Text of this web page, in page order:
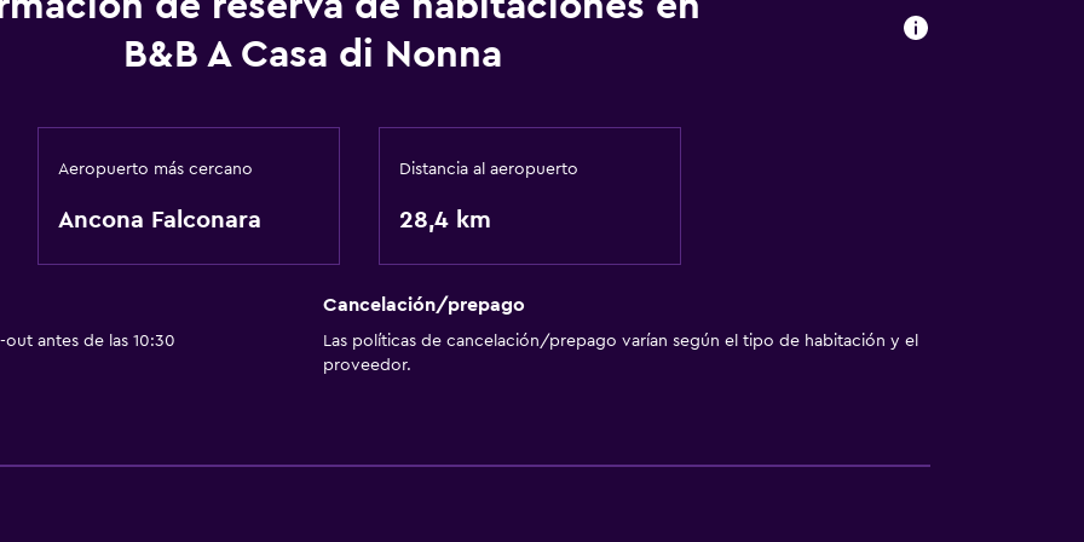
B&B A Casa di Nonna
Aeropuerto más cercano
Ancona Falconara
Distancia al aeropuerto
28,4 km
antes de las 10:30
Cancelación/prepago
Las políticas de cancelación/prepago varían según el tipo de habitación y el
proveedor.